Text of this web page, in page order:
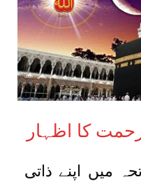
کا اظہار
میں اپنے ذاتی